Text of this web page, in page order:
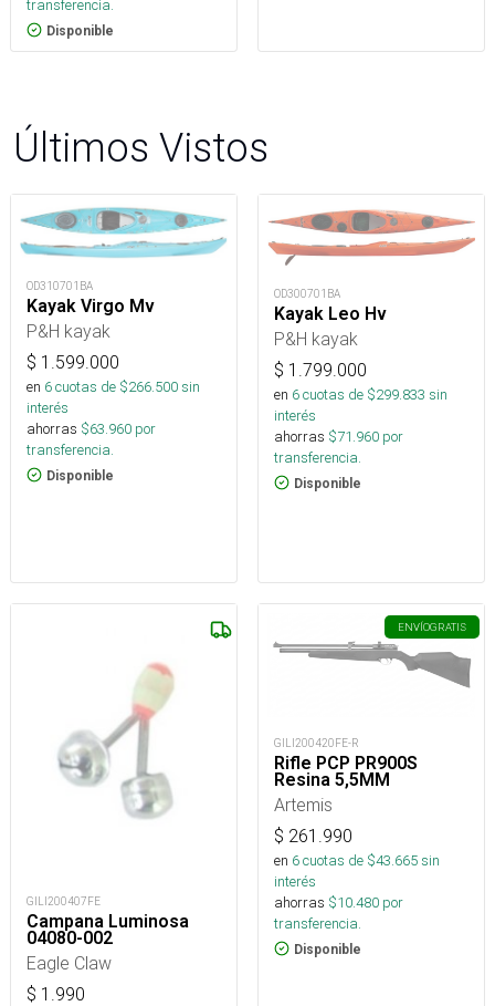
transferencia.
Disponible
Últimos Vistos
OD310701BA
Kayak Virgo Mv
P&H kayak
$ 1.599.000
en 6cuotas de $266.500sin
interés
ahorras $63.960 por
transferencia.
Disponible
OD300701BA
Kayak Leo Hv
P&H kayak
$ 1.799.000
en 6cuotas de $299.833 sin
interés
ahorras $71.960 por
transferencia.
Disponible
GILI200407FE
Campana Luminosa
04080-002
Eagle Claw
$ 1.990
ENVÍOGRATIS
GILI200420FE-R
Rifle PCP PR900S
Resina 5,5MM
Artemis
$ 261.990
en 6cuotas de $43.665sin
interés
ahorras $10.480 por
transferencia.
Disponible